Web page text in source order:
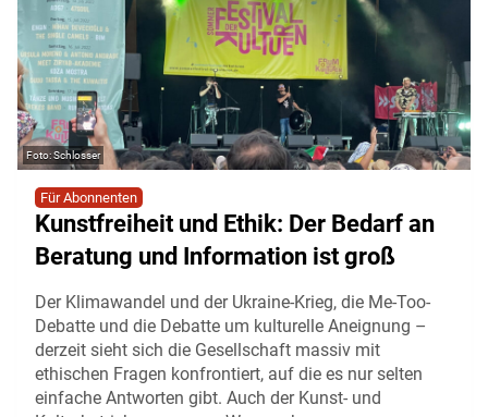
Schlosser
Für Abonnenten
Kunstfreiheit und Ethik: Der Bedarf an
Beratung und Information ist groß
Der Klimawandel und der Ukraine-Krieg, die Me-Too-
Debatte und die Debatte um kulturelle Aneignung –
derzeit sieht sich die Gesellschaft massiv mit
ethischen Fragen konfrontiert, auf die es nur selten
einfache Antworten gibt. Auch der Kunst- und